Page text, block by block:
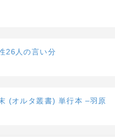
26人の言い分
(オルタ叢書) 単行本 –羽原